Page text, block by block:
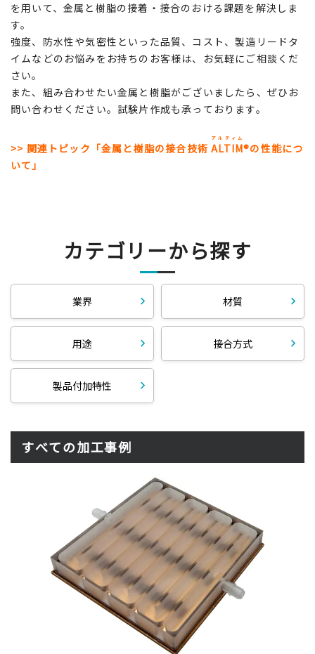
を用いて、金属と樹脂の接着・接合のおける課題を解決しま
す。
強度、防水性や気密性といった品質、コスト、製造リードタ
イムなどのお悩みをお持ちのお客様は、お気軽にご相談くだ
さい。
また、組み合わせたい金属と樹脂がございましたら、ぜひお
問い合わせください。試験片作成も承っております。
>> 関連トピック「金属と樹脂の接合技術ALTIM
アルティム
®の性能につ
いて」
カテゴリーから探す
業界 材質
用途 接合方式
製品付加特性
すべての加工事例